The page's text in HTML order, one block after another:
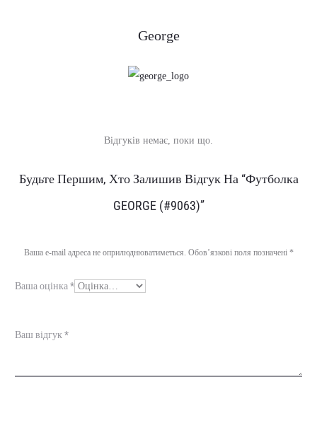
George
В
у
и
Відгуків немає, поки що.
Будьте Першим, Хто Залишив Відгук На “Футболка
GEORGE (#9063)”
Ваша e-mail адреса не оприлюднюватиметься. Обов’язкові поля позначені *
Ваша оцінка*
Ваш відгук *